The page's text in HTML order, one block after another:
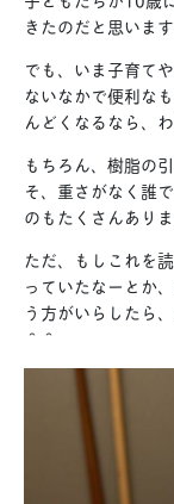
きたのだと思います
でも、いま子育て
ないなかで便利な
んどくなるなら、
もちろん、樹脂の
そ、重さがなく誰
のもたくさんありま
ただ、もしこれを
っていたなーとか
う方がいらしたら
＾＾